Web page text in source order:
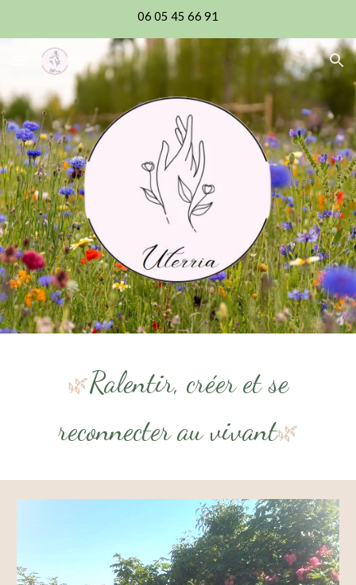
06 05 45 66 91
🌿Ralentir, créer et se
reconnecter au vivant🌿